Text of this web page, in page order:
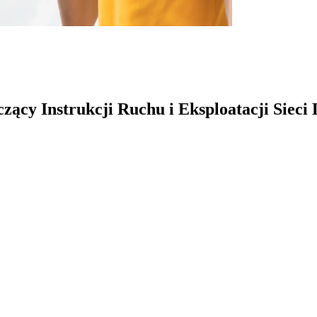
Instrukcji Ruchu i Eksploatacji Sieci
nieruchomości w Opalenicy